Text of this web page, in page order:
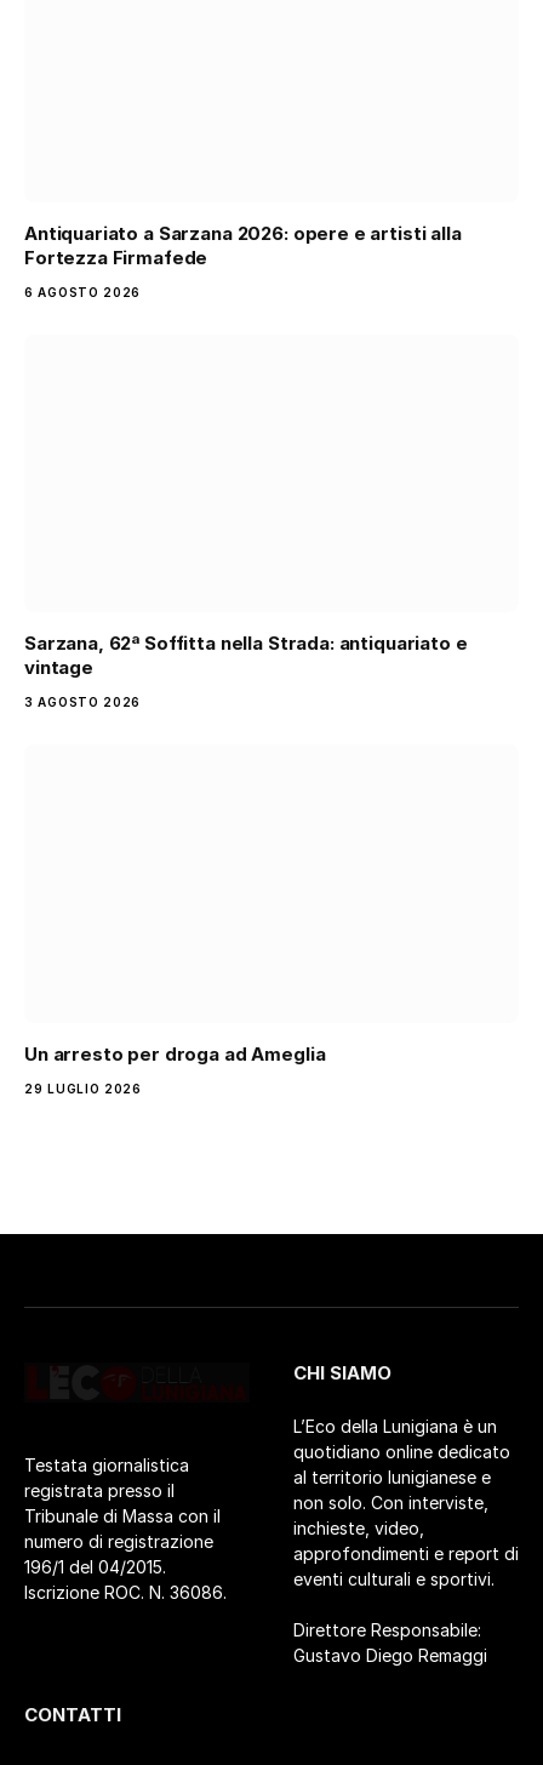
Antiquariato a Sarzana 2026: opere e artisti alla
Fortezza Firmafede
6 AGOSTO 2026
Sarzana, 62ª Soffitta nella Strada: antiquariato e
vintage
3 AGOSTO 2026
Un arresto per droga ad Ameglia
29 LUGLIO 2026
Testata giornalistica
registrata presso il
Tribunale di Massa con il
numero di registrazione
196/1 del 04/2015.
Iscrizione ROC. N. 36086.
CHI SIAMO
L’Eco della Lunigiana è un
quotidiano online dedicato
al territorio lunigianese e
non solo. Con interviste,
inchieste, video,
approfondimenti e report di
eventi culturali e sportivi.
Direttore Responsabile:
Gustavo Diego Remaggi
CONTATTI